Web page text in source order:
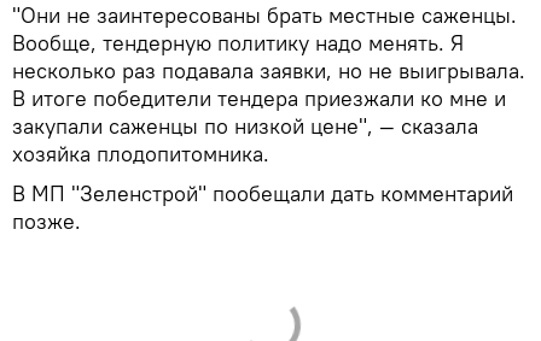
"Они не заинтересованы брать местные саженцы.
Вообще, тендерную политику надо менять. Я
несколько раз подавала заявки, но не выигрывала.
В итоге победители тендера приезжали ко мне и
закупали саженцы по низкой цене", — сказала
хозяйка плодопитомника.
В МП "Зеленстрой" пообещали дать комментарий
позже.